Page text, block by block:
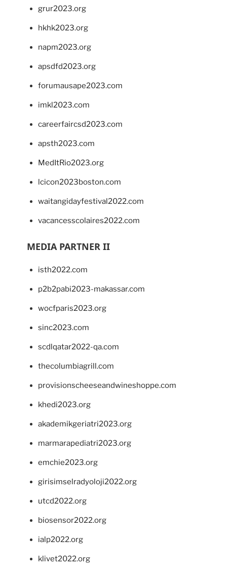
grur2023.org
hkhk2023.org
napm2023.org
apsdfd2023.org
forumausape2023.com
imkl2023.com
careerfaircsd2023.com
apsth2023.com
MedItRio2023.org
lcicon2023boston.com
waitangidayfestival2022.com
vacancesscolaires2022.com
MEDIA PARTNER II
isth2022.com
p2b2pabi2023-makassar.com
wocfparis2023.org
sinc2023.com
scdlqatar2022-qa.com
thecolumbiagrill.com
provisionscheeseandwineshoppe.com
khedi2023.org
akademikgeriatri2023.org
marmarapediatri2023.org
emchie2023.org
girisimselradyoloji2022.org
utcd2022.org
biosensor2022.org
ialp2022.org
klivet2022.org